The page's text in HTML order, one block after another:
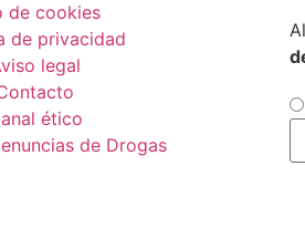
de cookies
de privacidad
legal
ético
de Drogas